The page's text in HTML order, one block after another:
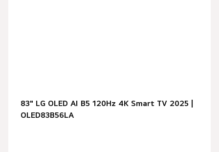
83" LG OLED AI B5 120Hz 4K Smart TV 2025 |
OLED83B56LA